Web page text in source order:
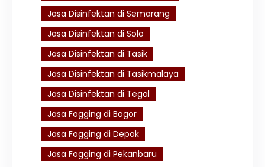
Jasa Disinfektan di Semarang
Jasa Disinfektan di Solo
Jasa Disinfektan di Tasik
Jasa Disinfektan di Tasikmalaya
Jasa Disinfektan di Tegal
Jasa Fogging di Bogor
Jasa Fogging di Depok
Jasa Fogging di Pekanbaru